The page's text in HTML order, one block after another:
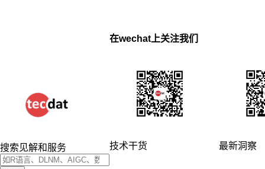
搜索见解和服务
在wechat上关注我们
技术干货 最新洞察